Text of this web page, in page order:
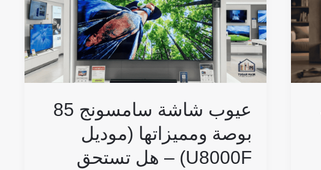
عيوب شاشة سامسونج 85
بوصة ومميزاتها (موديل
U8000F) – هل تستحق
بوصة
ومميزاتها
(موديل
U8000F)
–
تستحق
الشراء
في